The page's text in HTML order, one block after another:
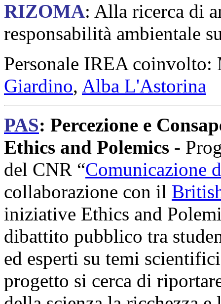
RIZOMA: Alla ricerca di
responsabilità ambientale
Personale IREA
Giardino, Alba L'Astorina
PAS: Percezione e
Ethics and Polemics -
del CNR “Comunicazione
collaborazione con il
iniziative Ethics and
dibattito pubblico tra
ed esperti su temi
progetto si cerca di